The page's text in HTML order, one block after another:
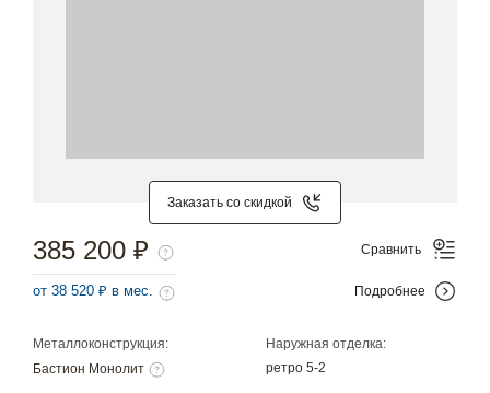
Заказать со скидкой
Металлоконструкция:
Бастион Монолит
Наружная отделка:
ретро 5-2
385 200 ₽
от 38 520 ₽ в мес.
Сравнить
Подробнее